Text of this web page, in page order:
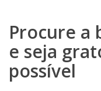
Procure a
e seja
possível